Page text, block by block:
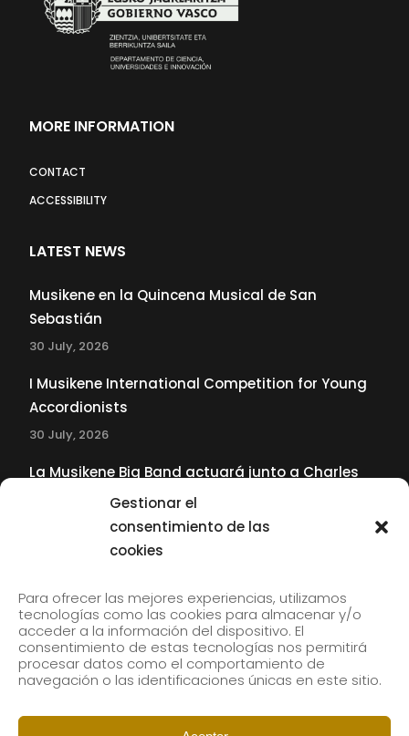
Gestionar el
consentimiento de las
cookies
Para ofrecer las mejores experiencias, utilizamos
tecnologías como las cookies para almacenar y/o
acceder a la información del dispositivo. El
consentimiento de estas tecnologías nos permitirá
procesar datos como el comportamiento de
navegación o las identificaciones únicas en este sitio.
MORE INFORMATION
CONTACT
ACCESSIBILITY
LATEST NEWS
Musikene en la Quincena Musical de San
Sebastián
30 July, 2026
I Musikene International Competition for Young
Accordionists
30 July, 2026
La Musikene Big Band actuará junto a Charles
Tolliver en el 61 Jazzaldia
Subscribe to our newsletter to receive our news by
email.